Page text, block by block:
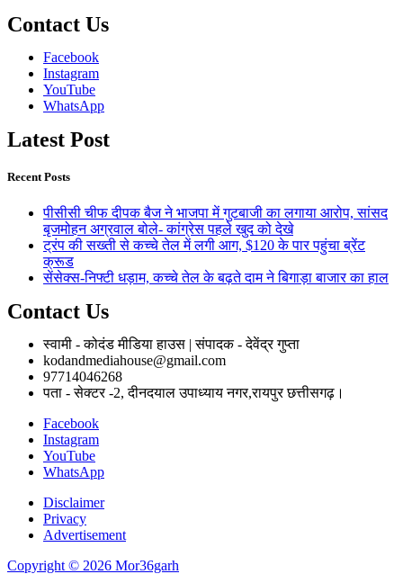
Contact Us
Facebook
Instagram
YouTube
WhatsApp
Latest Post
Recent Posts
पीसीसी चीफ दीपक बैज ने भाजपा में गुटबाजी का लगाया आरोप, सांसद
बृजमोहन अग्रवाल बोले- कांग्रेस पहले खुद को देखे
ट्रंप की सख्ती से कच्चे तेल में लगी आग, $120 के पार पहुंचा ब्रेंट
क्रूड
सेंसेक्स-निफ्टी धड़ाम, कच्चे तेल के बढ़ते दाम ने बिगाड़ा बाजार का हाल
Contact Us
स्वामी - कोदंड मीडिया हाउस | संपादक - देवेंद्र गुप्ता
kodandmediahouse@gmail.com
97714046268
पता - सेक्टर -2, दीनदयाल उपाध्याय नगर,रायपुर छत्तीसगढ़।
Facebook
Instagram
YouTube
WhatsApp
Disclaimer
Privacy
Advertisement
Copyright © 2026 Mor36garh